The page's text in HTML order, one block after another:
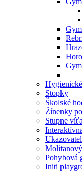
Stopky
Školské
Žínenky
Stupne
Pohybová
Initi